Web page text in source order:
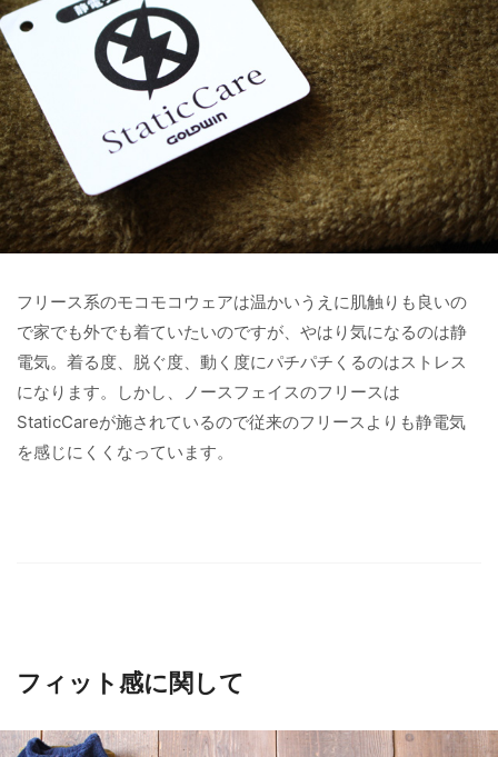
フリース系のモコモコウェアは温かいうえに肌触りも良いの
で家でも外でも着ていたいのですが、やはり気になるのは静
電気。着る度、脱ぐ度、動く度にパチパチくるのはストレス
になります。しかし、ノースフェイスのフリースは
StaticCareが施されているので従来のフリースよりも静電気
を感じにくくなっています。
フィット感に関して